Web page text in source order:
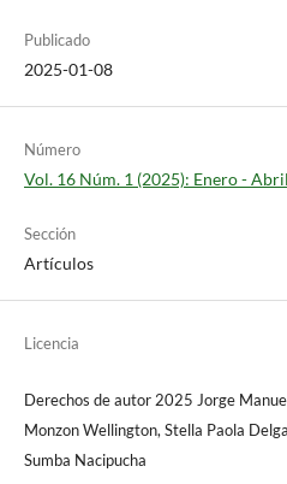
Publicado
2025-01-08
Número
Vol. 16 Núm. 1 (2025): Enero - Abril
Sección
Artículos
Licencia
Derechos de autor 2025 Jorge
Monzon Wellington, Stella Paola
Sumba Nacipucha